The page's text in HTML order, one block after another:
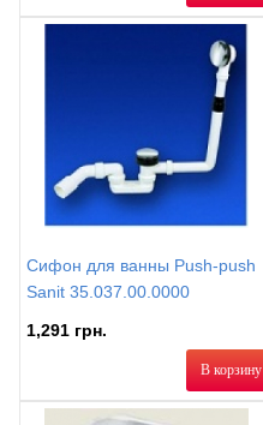
Сифон для ванны Push-push
Sanit 35.037.00.0000
1,291 грн.
В корзину